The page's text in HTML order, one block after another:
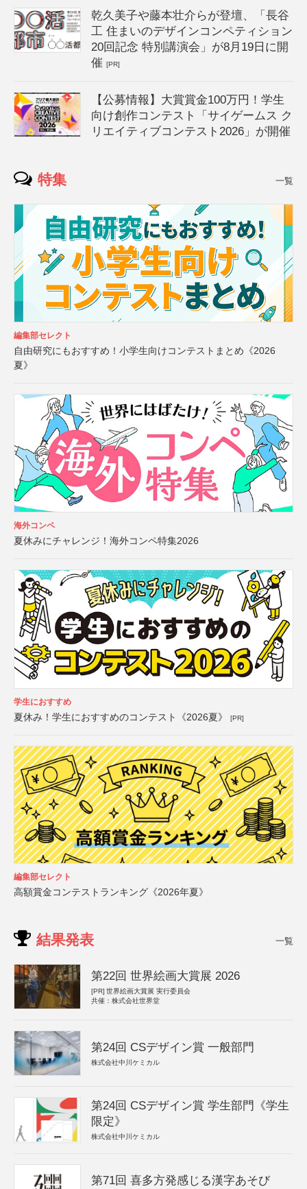
乾久美子や藤本壮介らが登壇、「長谷
工 住まいのデザインコンペティション
20回記念 特別講演会」が8月19日に開
催[PR]
【公募情報】大賞賞金100万円！学生
向け創作コンテスト「サイゲームス ク
リエイティブコンテスト2026」が開催
特集 一覧
編集部セレクト
自由研究にもおすすめ！小学生向けコンテストまとめ《2026
夏》
海外コンペ
夏休みにチャレンジ！海外コンペ特集2026
学生におすすめ
夏休み！学生におすすめのコンテスト《2026夏》 [PR]
編集部セレクト
高額賞金コンテストランキング《2026年夏》
結果発表 一覧
第22回 世界絵画大賞展 2026
[PR] 世界絵画大賞展 実行委員会
共催：株式会社世界堂
第24回 CSデザイン賞 一般部門
株式会社中川ケミカル
第24回 CSデザイン賞 学生部門《学生
限定》
株式会社中川ケミカル
第71回 喜多方発感じる漢字あそび